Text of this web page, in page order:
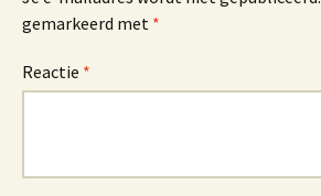
gemarkeerd met *
Reactie *